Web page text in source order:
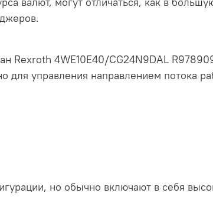
Rexroth 4WE10E40/CG24N9DAL
для управления направлением потока
но обычно включают в себя